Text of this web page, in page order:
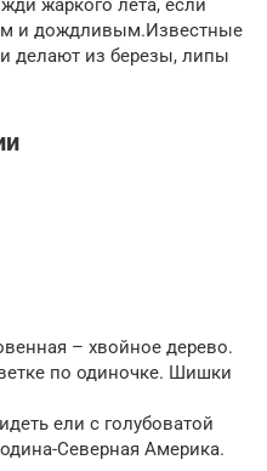
жаркого лета, если
и дождливым.Известные
делают из березы, липы
– хвойное дерево.
по одиночке. Шишки
ели с голубоватой
Северная Америка.